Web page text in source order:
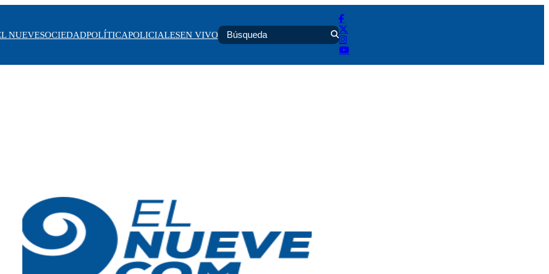
NUEVESOCIEDADPOLÍTICAPOLICIALESEN VIVO